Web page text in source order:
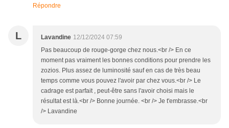
Répondre
L Lavandine 12/12/2024 07:59
Pas beaucoup de rouge-gorge chez nous.<br /> En ce
moment pas vraiment les bonnes conditions pour prendre les
zozios. Plus assez de luminosité sauf en cas de très beau
temps comme vous pouvez l'avoir par chez vous.<br /> Le
cadrage est parfait , peut-être sans l'avoir choisi mais le
résultat est là.<br /> Bonne journée. <br /> Je t'embrasse.<br
/> Lavandine